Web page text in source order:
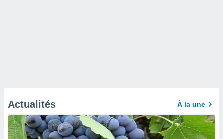
Actualités À la une